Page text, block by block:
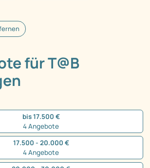
für T@B
bis 17.500 €
4 Angebote
17.500 - 20.000 €
4 Angebote